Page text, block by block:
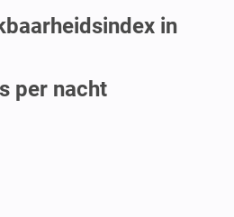
in
per nacht